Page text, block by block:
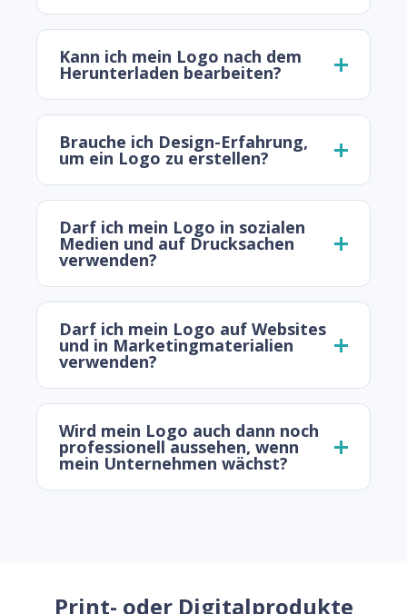
Kann ich mein Logo nach dem
Herunterladen bearbeiten?
Brauche ich Design-Erfahrung,
um ein Logo zu erstellen?
Darf ich mein Logo in sozialen
Medien und auf Drucksachen
verwenden?
Darf ich mein Logo auf Websites
und in Marketingmaterialien
verwenden?
Wird mein Logo auch dann noch
professionell aussehen, wenn
mein Unternehmen wächst?
Print- oder Digitalprodukte